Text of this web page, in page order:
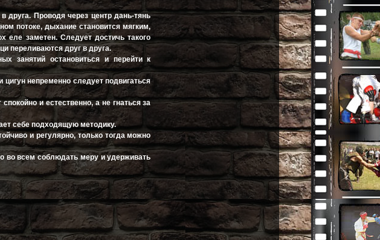
друга. Проводя через центр дань-тянь
потоке, дыхание становится мягким,
заметен. Следует достичь такого
переливаются друг в друга.
занятий остановиться и перейти к
непременно следует подвигаться
и естественно, а не гнаться за
себе подходящую методику.
и регулярно, только тогда можно
во всем соблюдать меру и удерживать